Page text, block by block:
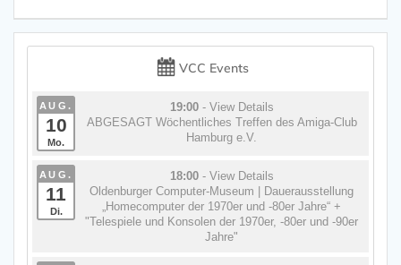
VCC Events
AUG.
10
Mo.
19:00 - View Details
ABGESAGT Wöchentliches Treffen des Amiga-Club
Hamburg e.V.
AUG.
11
Di.
18:00 - View Details
Oldenburger Computer-Museum | Dauerausstellung
„Homecomputer der 1970er und -80er Jahre“ +
"Telespiele und Konsolen der 1970er, -80er und -90er
Jahre"